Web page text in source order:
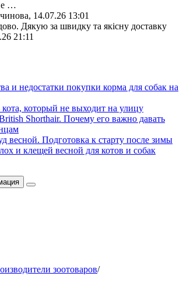
…
, 14.07.26 13:01
Дякую за швидку та якісну доставку
21:11
и недостатки покупки корма для собак на
который не выходит на улицу
Shorthair. Почему его важно давать
весной. Подготовка к старту после зимы
и клещей весной для котов и собак
зоотоваров/